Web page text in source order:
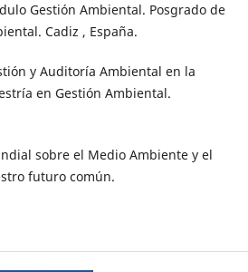
Gestión Ambiental. Posgrado de
Cadiz , España.
y Auditoría Ambiental en la
en Gestión Ambiental.
sobre el Medio Ambiente y el
futuro común.